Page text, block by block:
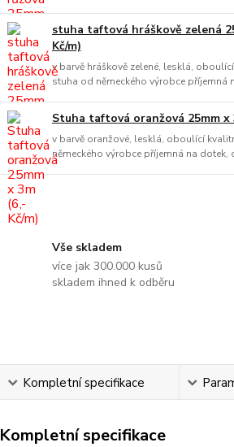
stuha taftová hráškově zelená
Kč/m)
v barvě hráškově zelené, lesklá,
stuha od německého výrobce příjemná
Stuha taftová oranžová 25mm x
v barvě oranžové, lesklá, oboulící
německého výrobce příjemná na dotek,
Vše skladem
více jak 300.000 kusů
skladem ihned k odběru
Kompletní specifikace
Kompletní specifikace